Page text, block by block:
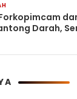
Darah,